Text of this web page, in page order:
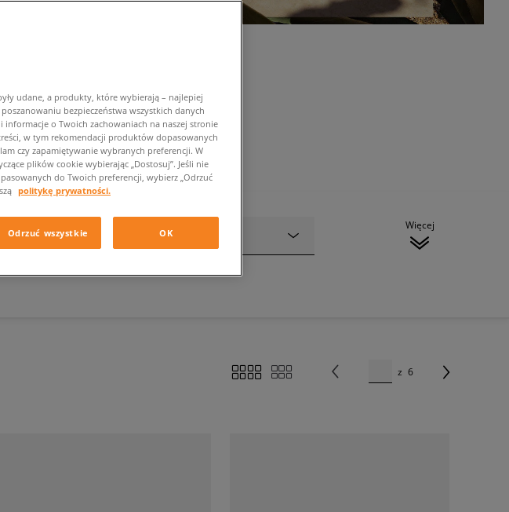
z 6
Płeć Rozmiar
Więcej
udane, a produkty, które wybierają – najlepiej
bezpieczeństwa wszystkich danych
informacje o Twoich zachowaniach na naszej stronie
w tym rekomendacji produktów dopasowanych
czy zapamiętywanie wybranych preferencji. W
plików cookie wybierając „Dostosuj”. Jeśli nie
do Twoich preferencji, wybierz „Odrzuć
politykę prywatności.
Odrzuć wszystkie OK